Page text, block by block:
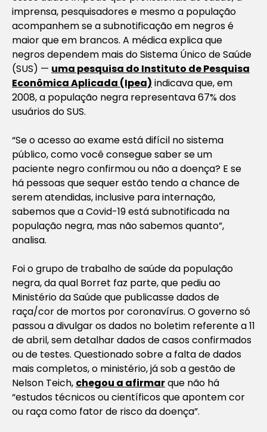
imprensa, pesquisadores e mesmo a população
acompanhem se a subnotificação em negros é
maior que em brancos. A médica explica que
negros dependem mais do Sistema Único de Saúde
(SUS) — uma pesquisa do Instituto de Pesquisa
Econômica Aplicada (Ipea) indicava que, em
2008, a população negra representava 67% dos
usuários do SUS.
“Se o acesso ao exame está difícil no sistema
público, como você consegue saber se um
paciente negro confirmou ou não a doença? E se
há pessoas que sequer estão tendo a chance de
serem atendidas, inclusive para internação,
sabemos que a Covid-19 está subnotificada na
população negra, mas não sabemos quanto”,
analisa.
Foi o grupo de trabalho de saúde da população
negra, da qual Borret faz parte, que pediu ao
Ministério da Saúde que publicasse dados de
raça/cor de mortos por coronavírus. O governo só
passou a divulgar os dados no boletim referente a 11
de abril, sem detalhar dados de casos confirmados
ou de testes. Questionado sobre a falta de dados
mais completos, o ministério, já sob a gestão de
Nelson Teich, chegou a afirmarque não há
“estudos técnicos ou científicos que apontem cor
ou raça como fator de risco da doença”.